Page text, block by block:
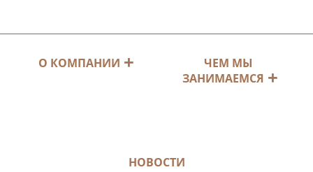
О КОМПАНИИ
ЧЕМ МЫ
ЗАНИМАЕМСЯ
НОВОСТИ